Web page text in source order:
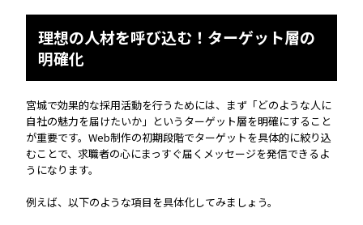
理想の人材を呼び込む！ターゲット層の
明確化
宮城で効果的な採用活動を行うためには、まず「どのような人に
自社の魅力を届けたいか」というターゲット層を明確にすること
が重要です。Web制作の初期段階でターゲットを具体的に絞り込
むことで、求職者の心にまっすぐ届くメッセージを発信できるよ
うになります。
例えば、以下のような項目を具体化してみましょう。